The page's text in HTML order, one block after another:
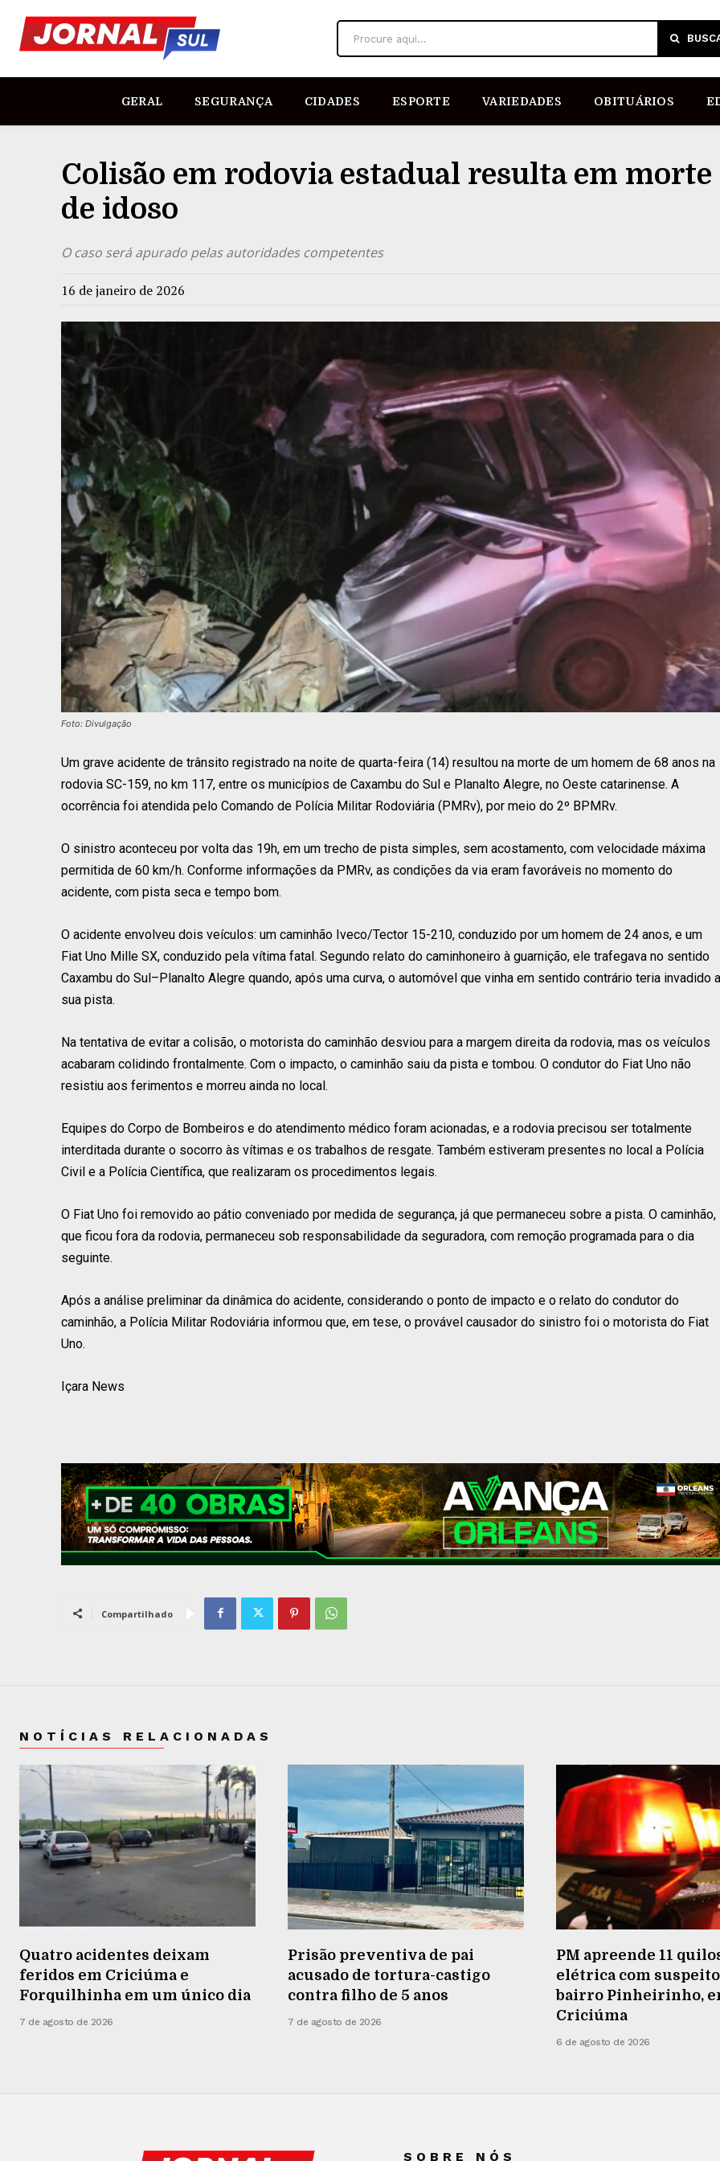
Procure aqui...
GERAL SEGURANÇA CIDADES ESPORTE VARIEDADES OBITUÁRIOS
Colisão em rodovia estadual resulta em morte
de idoso
O caso será apurado pelas autoridades competentes
16 de janeiro de 2026
Foto: Divulgação
Um grave acidente de trânsito registrado na noite de quarta-feira (14) resultou na morte de um homem de 68 anos na
rodovia SC-159, no km 117, entre os municípios de Caxambu do Sul e Planalto Alegre, no Oeste catarinense. A
ocorrência foi atendida pelo Comando de Polícia Militar Rodoviária (PMRv), por meio do 2º BPMRv.
O sinistro aconteceu por volta das 19h, em um trecho de pista simples, sem acostamento, com velocidade máxima
permitida de 60 km/h. Conforme informações da PMRv, as condições da via eram favoráveis no momento do
acidente, com pista seca e tempo bom.
O acidente envolveu dois veículos: um caminhão Iveco/Tector 15-210, conduzido por um homem de 24 anos, e um
Fiat Uno Mille SX, conduzido pela vítima fatal. Segundo relato do caminhoneiro à guarnição, ele trafegava no sentido
Caxambu do Sul–Planalto Alegre quando, após uma curva, o automóvel que vinha em sentido contrário teria invadido a
sua pista.
Na tentativa de evitar a colisão, o motorista do caminhão desviou para a margem direita da rodovia, mas os veículos
acabaram colidindo frontalmente. Com o impacto, o caminhão saiu da pista e tombou. O condutor do Fiat Uno não
resistiu aos ferimentos e morreu ainda no local.
Equipes do Corpo de Bombeiros e do atendimento médico foram acionadas, e a rodovia precisou ser totalmente
interditada durante o socorro às vítimas e os trabalhos de resgate. Também estiveram presentes no local a Polícia
Civil e a Polícia Científica, que realizaram os procedimentos legais.
O Fiat Uno foi removido ao pátio conveniado por medida de segurança, já que permaneceu sobre a pista. O caminhão,
que ficou fora da rodovia, permaneceu sob responsabilidade da seguradora, com remoção programada para o dia
seguinte.
Após a análise preliminar da dinâmica do acidente, considerando o ponto de impacto e o relato do condutor do
caminhão, a Polícia Militar Rodoviária informou que, em tese, o provável causador do sinistro foi o motorista do Fiat
Uno.
Içara News
Compartilhado
NOTÍCIAS RELACIONADAS
Quatro acidentes deixam
feridos em Criciúma e
Forquilhinha em um único dia
7 de agosto de 2026
Prisão preventiva de pai
acusado de tortura-castigo
contra filho de 5 anos
7 de agosto de 2026
PM apreende 11
elétrica com
bairro Pinheirinho,
Criciúma
6 de agosto de 2026
SOBRE NÓS